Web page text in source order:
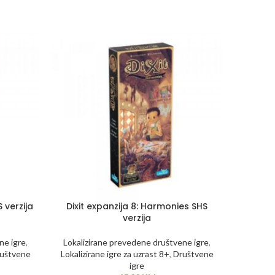
verzija
igre,
Dixit expanzija 8: Harmonies SHS
verzija
Lokalizirane prevedene društvene igre,
Lokalizirane igre za uzrast 8+, Društvene
igre